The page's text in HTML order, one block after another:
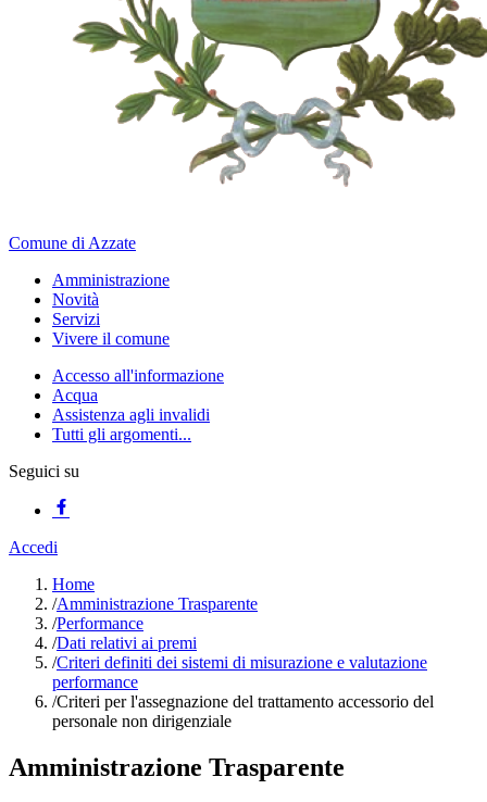
Comune di Azzate
Amministrazione
Novità
Servizi
Vivere il comune
Accesso all'informazione
Acqua
Assistenza agli invalidi
Tutti gli argomenti...
Seguici su
Accedi
Home
/Amministrazione Trasparente
/Performance
/Dati relativi ai premi
/Criteri definiti dei sistemi di misurazione e valutazione
performance
/Criteri per l'assegnazione del trattamento accessorio del
personale non dirigenziale
Amministrazione Trasparente